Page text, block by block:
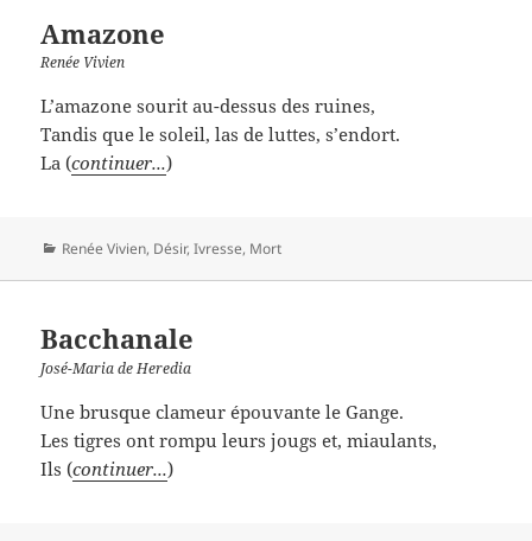
Amazone
Renée Vivien
L’amazone sourit au-dessus des ruines,
Tandis que le soleil, las de luttes, s’endort.
La (continuer...)
Catégories
Renée Vivien, Désir,Ivresse, Mort
Bacchanale
José-Maria de Heredia
Une brusque clameur épouvante le Gange.
Les tigres ont rompu leurs jougs et, miaulants,
Ils (continuer...)